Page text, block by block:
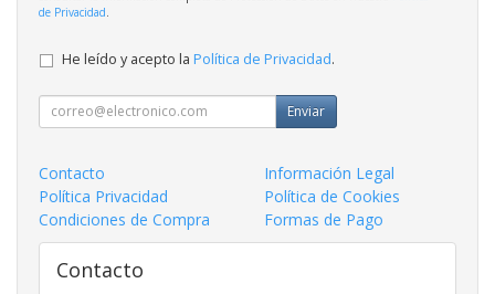
de Privacidad
He leído y acepto la Política de Privacidad.
Enviar
Contacto
Información Legal
Política Privacidad
Política de Cookies
Condiciones de Compra
Formas de Pago
Contacto